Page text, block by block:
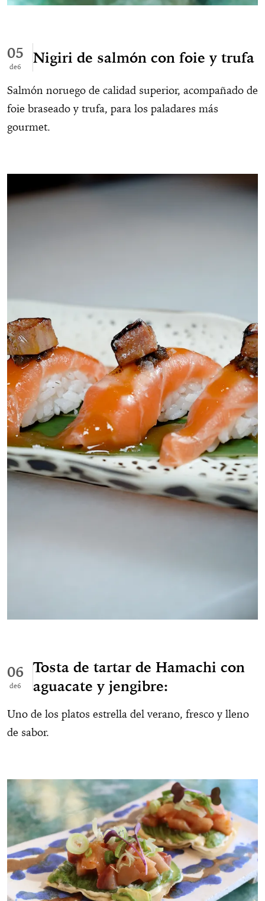
05
6
Nigiri de salmón con foie y trufa
Salmón noruego de calidad superior, acompañado de
foie braseado y trufa, para los paladares más
gourmet.
06
6
Tosta de tartar de Hamachi con
aguacate y jengibre:
Uno de los platos estrella del verano, fresco y lleno
de sabor.